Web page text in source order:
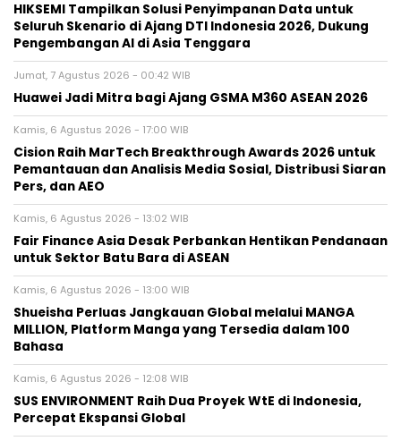
HIKSEMI Tampilkan Solusi Penyimpanan Data untuk
Seluruh Skenario di Ajang DTI Indonesia 2026, Dukung
Pengembangan AI di Asia Tenggara
Jumat, 7 Agustus 2026 - 00:42 WIB
Huawei Jadi Mitra bagi Ajang GSMA M360 ASEAN 2026
Kamis, 6 Agustus 2026 - 17:00 WIB
Cision Raih MarTech Breakthrough Awards 2026 untuk
Pemantauan dan Analisis Media Sosial, Distribusi Siaran
Pers, dan AEO
Kamis, 6 Agustus 2026 - 13:02 WIB
Fair Finance Asia Desak Perbankan Hentikan Pendanaan
untuk Sektor Batu Bara di ASEAN
Kamis, 6 Agustus 2026 - 13:00 WIB
Shueisha Perluas Jangkauan Global melalui MANGA
MILLION, Platform Manga yang Tersedia dalam 100
Bahasa
Kamis, 6 Agustus 2026 - 12:08 WIB
SUS ENVIRONMENT Raih Dua Proyek WtE di Indonesia,
Percepat Ekspansi Global